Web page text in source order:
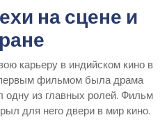
на сцене и
карьеру в индийском кино в
фильмом была драма
одну из главных ролей. Фильм
для него двери в мир кино.